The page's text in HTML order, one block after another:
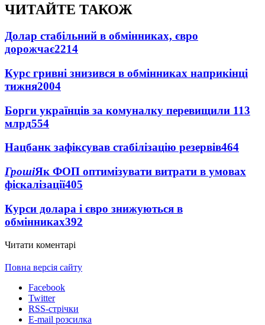
ЧИТАЙТЕ ТАКОЖ
Долар стабільний в обмінниках, євро
дорожчає2214
Курс гривні знизився в обмінниках наприкінці
тижня2004
Борги українців за комуналку перевищили 113
млрд554
Нацбанк зафіксував стабілізацію резервів464
ГрошіЯк ФОП оптимізувати витрати в умовах
фіскалізації405
Курси долара і євро знижуються в
обмінниках392
Читати коментарі
Повна версія сайту
Facebook
Twitter
RSS-стрічки
E-mail розсилка